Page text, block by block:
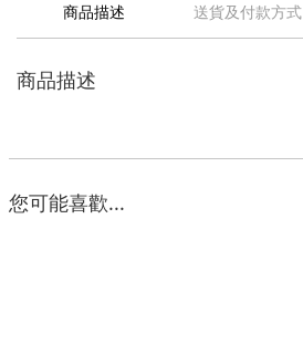
商品描述 送貨及付款方式
商品描述
您可能喜歡...